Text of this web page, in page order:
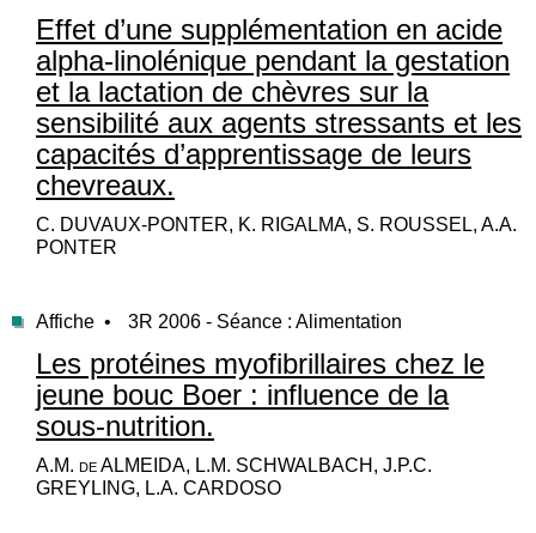
Effet d’une supplémentation en acide
alpha-linolénique pendant la gestation
et la lactation de chèvres sur la
sensibilité aux agents stressants et les
capacités d’apprentissage de leurs
chevreaux.
C. DUVAUX-PONTER, K. RIGALMA, S. ROUSSEL, A.A.
PONTER
Affiche • 3R 2006 - Séance : Alimentation
Les protéines myofibrillaires chez le
jeune bouc Boer : influence de la
sous-nutrition.
A.M. de ALMEIDA, L.M. SCHWALBACH, J.P.C.
GREYLING, L.A. CARDOSO